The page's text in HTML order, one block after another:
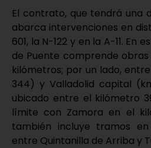
El contrato, que tendrá una
abarca intervenciones en
601, la N-122 y en la A-11. En
de Puente comprende
kilómetros; por un lado,
344) y Valladolid capital
ubicado entre el kilómetro
límite con Zamora en el
también incluye tramos
entre Quintanilla de Arriba y